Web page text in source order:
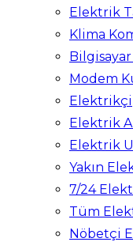
Elektrik
Klima
Modem
Elektrikçi
Elektrik
Elektrik
Yakın
7/24
Tüm
Nöbetçi